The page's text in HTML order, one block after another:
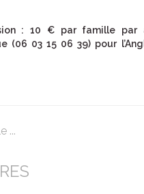
: 10 € par famille par
(06 03 15 06 39) pour
...